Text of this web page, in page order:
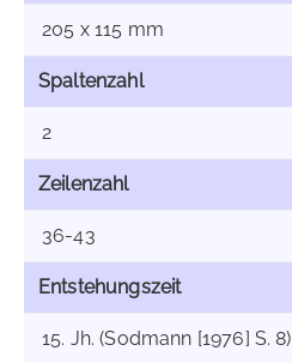
205 x 115 mm
Spaltenzahl
2
Zeilenzahl
36-43
Entstehungszeit
15. Jh. (Sodmann [1976] S. 8)